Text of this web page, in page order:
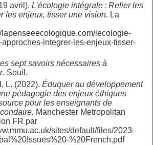
avril). L’écologie intégrale : Relier les
les enjeux, tisser une vision. La
lecologie-
integrer-les-enjeux-tisser-
sept savoirs nécessaires à
. Seuil.
L. (2022). Éduquer au développement
pédagogie des enjeux éthiques
pour les enseignants de
Manchester Metropolitan
FR par
sites/default/files/2023-
%20French.pdf